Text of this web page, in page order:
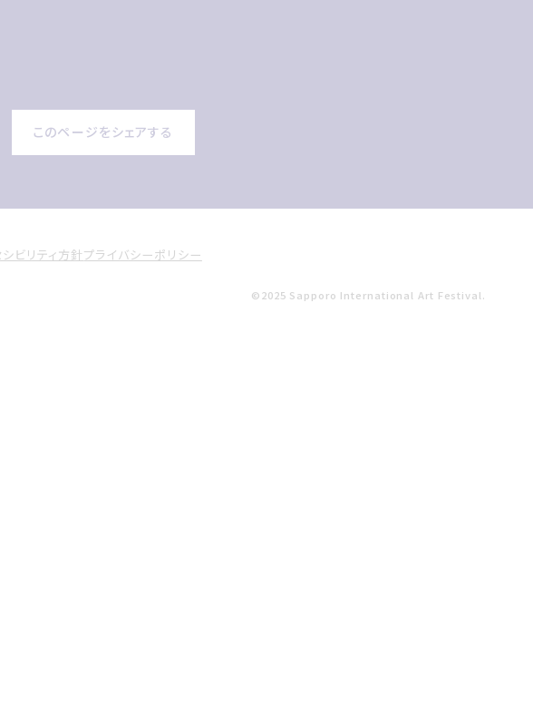
このページをシェアする
ビリティ方針プライバシーポリシー
©2025 Sapporo International Art Festival.